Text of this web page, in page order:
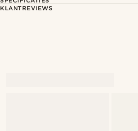
KLANTREVIEWS